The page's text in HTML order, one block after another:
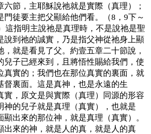
六節，主耶穌說祂就是實際（真理）；
門徒要主把父顯給他們看。（8，9下～
這指明主說祂是真理時，不是說祂是聖
說到祂的誠實，乃是指父神從祂身上顯
就是看見了父。約壹五章二十節說，
兒子已經來到，且將悟性賜給我們，使
真實的；我們也在那位真實的裏面，就
督裏面。這是真神，也是永遠的生
實，原文是與實際（真理）同源的形容
神的兒子就是真理（真實），也就是
出來的那位神，就是真理（真實）。
出來的神，就是人的真，就是人的真